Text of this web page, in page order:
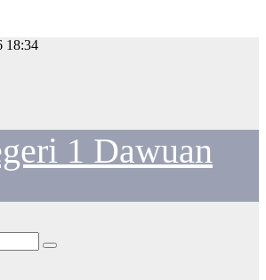
18:34
1 Dawuan